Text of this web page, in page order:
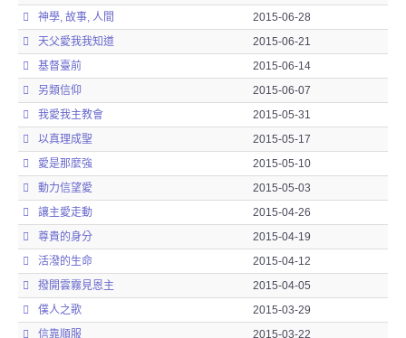
神學, 故事, 人間
2015-06-28
天父愛我我知道
2015-06-21
基督臺前
2015-06-14
另類信仰
2015-06-07
我愛我主教會
2015-05-31
以真理成聖
2015-05-17
愛是那麼強
2015-05-10
動力信望愛
2015-05-03
讓主愛走動
2015-04-26
尊貴的身分
2015-04-19
活潑的生命
2015-04-12
撥開雲霧見恩主
2015-04-05
僕人之歌
2015-03-29
信靠順服
2015-03-22